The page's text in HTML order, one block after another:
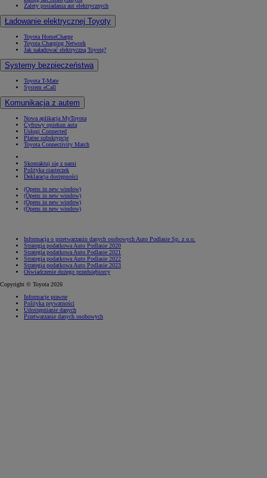
Zalety posiadania aut elektrycznych
Ładowanie elektrycznej Toyoty
Toyota HomeCharge
Toyota Charging Network
Jak naładować elektryczną Toyotę?
Systemy bezpieczeństwa
Toyota T-Mate
System eCall
Komunikacja z autem
Nowa aplikacja MyToyota
Cyfrowy opiekun auta
Usługi Connected
Płatne subskrypcje
Toyota Connectivity Match
Skontaktuj się z nami
Polityka ciasteczek
Deklaracja dostępności
(Opens in new window)
(Opens in new window)
(Opens in new window)
(Opens in new window)
Informacja o przetwarzaniu danych osobowych Auto Podlasie Sp. z o.o.
Strategia podatkowa Auto Podlasie 2020
Strategia podatkowa Auto Podlasie 2021
Strategia podatkowa Auto Podlasie 2022
Strategia podatkowa Auto Podlasie 2023
Oświadczenie dużego przedsiębiorcy
Copyright © Toyota 2026
Informacje prawne
Polityka prywatności
Udostępnianie danych
Przetwarzanie danych osobowych